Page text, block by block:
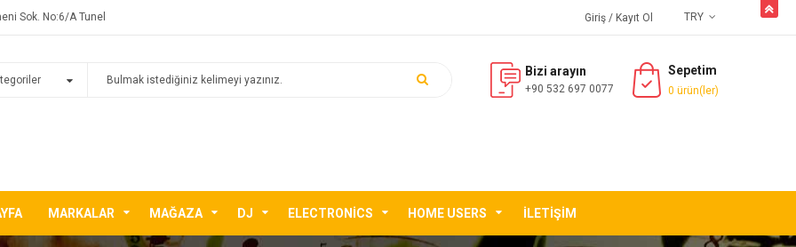
Sok. No:6/A Tunel TRY
Giriş / Kayıt Ol
Bizi arayın
+90 532 697 0077
Sepetim
0 ürün(ler)
MARKALAR MAĞAZA DJ ELECTRONICS HOME USERS İLETIŞIM